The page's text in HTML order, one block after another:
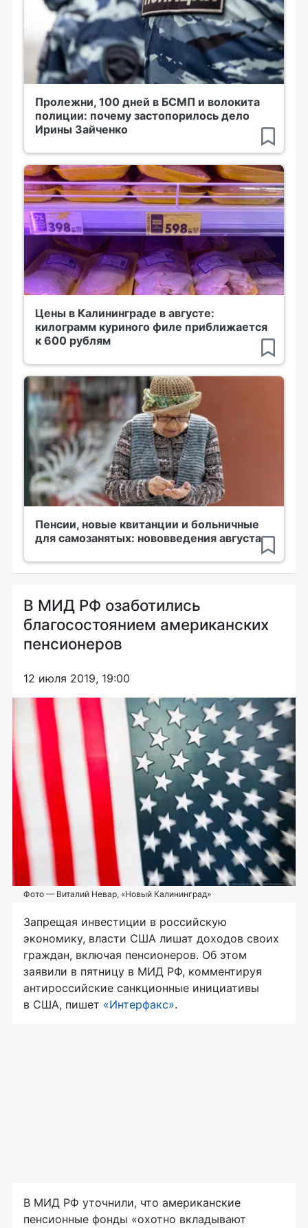
Пролежни, 100 дней в БСМП и волокита
полиции: почему застопорилось дело
Ирины Зайченко
Цены в Калининграде в августе:
килограмм куриного филе приближается
к 600 рублям
Пенсии, новые квитанции и больничные
для самозанятых: нововведения августа
В МИД РФ озаботились
благосостоянием американских
пенсионеров
12 июля 2019, 19:00
Фото — Виталий Невар, «Новый Калининград»
Запрещая инвестиции в российскую
экономику, власти США лишат доходов своих
граждан, включая пенсионеров. Об этом
заявили в пятницу в МИД РФ, комментируя
антироссийские санкционные инициативы
в США, пишет «Интерфакс».
В МИД РФ уточнили, что американские
пенсионные фонды «охотно вкладывают